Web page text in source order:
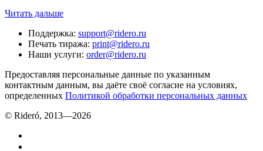
Читать дальше
Поддержка: support@ridero.ru
Печать тиража: print@ridero.ru
Наши услуги: order@ridero.ru
Предоставляя персональные данные по указанным
контактным данным, вы даёте своё согласие на условиях,
определенных Политикой обработки персональных данных
© Rideró, 2013—2026